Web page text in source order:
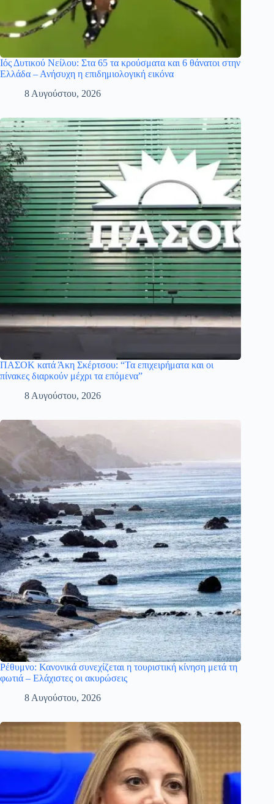
Ιός Δυτικού Νείλου: Στα 65 τα κρούσματα και 6 θάνατοι στην
Ελλάδα – Ανήσυχη η επιδημιολογική εικόνα
8 Αυγούστου, 2026
ΠΑΣΟΚ κατά Άκη Σκέρτσου: “Τα επιχειρήματα και οι
πίνακες διαρκούν μέχρι τα επόμενα”
8 Αυγούστου, 2026
Ρέθυμνο: Κανονικά συνεχίζεται η τουριστική κίνηση μετά τη
φωτιά – Ελάχιστες οι ακυρώσεις
8 Αυγούστου, 2026